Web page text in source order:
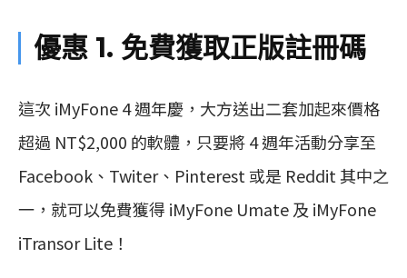
優惠 1. 免費獲取正版註冊碼
這次 iMyFone 4 週年慶，大方送出二套加起來價格
超過 NT$2,000 的軟體，只要將 4 週年活動分享至
Facebook、Twiter、Pinterest 或是 Reddit 其中之
一，就可以免費獲得 iMyFone Umate 及 iMyFone
iTransor Lite！